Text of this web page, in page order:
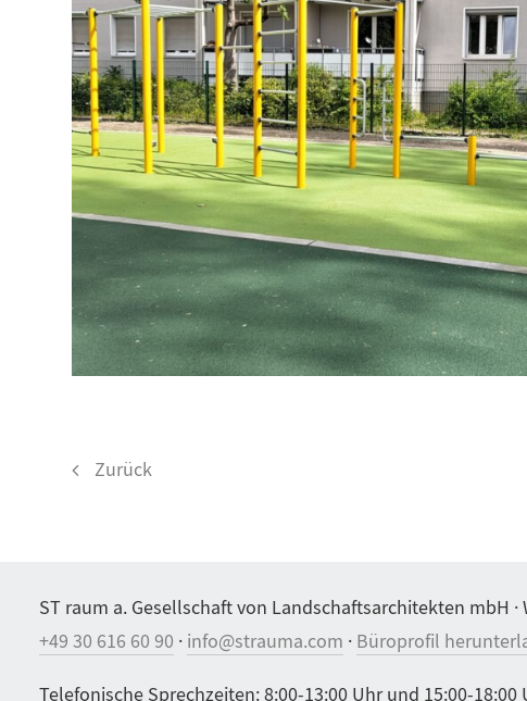
Zurück
ST raum a. Gesellschaft von Landschaftsarchitekten mbH ·
+49 30 616 60 90 · info@strauma.com · Büroprofil
Telefonische Sprechzeiten: 8:00-13:00 Uhr und 15:00-18:00